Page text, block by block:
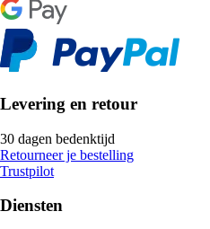
Levering en retour
30 dagen bedenktijd
Retourneer je bestelling
Trustpilot
Diensten